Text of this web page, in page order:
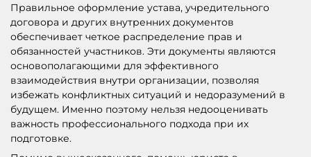
Правильное оформление устава, учредительного
договора и других внутренних документов
обеспечивает четкое распределение прав и
обязанностей участников. Эти документы являются
основополагающими для эффективного
взаимодействия внутри организации, позволяя
избежать конфликтных ситуаций и недоразумений в
будущем. Именно поэтому нельзя недооценивать
важность профессионального подхода при их
подготовке.